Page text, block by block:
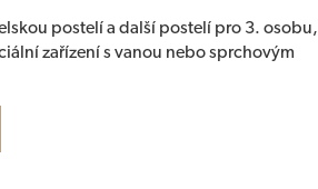
postelí a další postelí pro 3. osobu,
zařízení s vanou nebo sprchovým